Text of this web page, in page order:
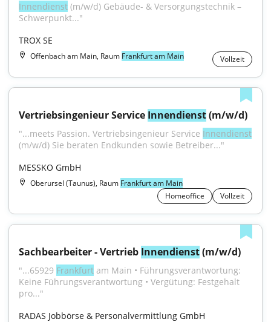
Innendienst (m/w/d) Gebäude- & Versorgungstechnik –
Schwerpunkt..."
TROX SE
Offenbach am Main, Raum Frankfurt am Main Vollzeit
Vertriebsingenieur Service Innendienst (m/w/d)
"...meets Passion. Vertriebsingenieur Service Innendienst
(m/w/d) Sie beraten Endkunden sowie Betreiber..."
MESSKO GmbH
Oberursel (Taunus), Raum Frankfurt am Main
Homeoffice
Vollzeit
Sachbearbeiter - Vertrieb Innendienst (m/w/d)
"...65929 Frankfurt am Main • Führungsverantwortung:
Keine Führungsverantwortung • Vergütung: Festgehalt
pro..."
RADAS Jobbörse & Personalvermittlung GmbH